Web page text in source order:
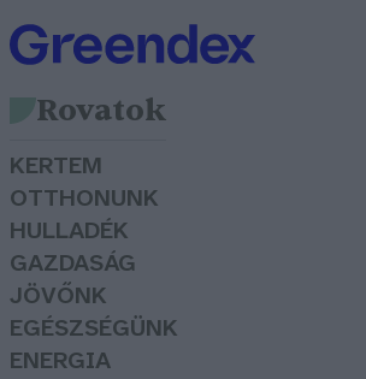
Rovatok
KERTEM
OTTHONUNK
HULLADÉK
GAZDASÁG
JÖVŐNK
EGÉSZSÉGÜNK
ENERGIA